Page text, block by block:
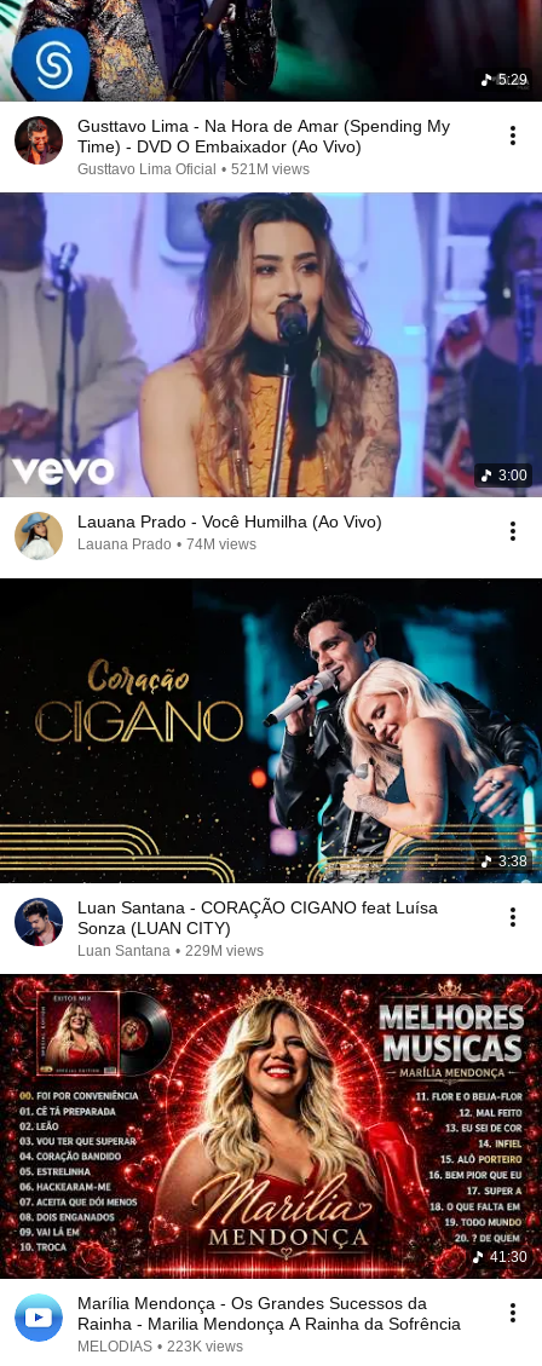
5:29
Gusttavo Lima - Na Hora de Amar (Spending My
Time) - DVD O Embaixador (Ao Vivo)
Gusttavo Lima Oficial • 521M views
3:00
Lauana Prado - Você Humilha (Ao Vivo)
Lauana Prado • 74M views
3:38
Luan Santana - CORAÇÃO CIGANO feat Luísa
Sonza (LUAN CITY)
Luan Santana • 229M views
41:30
Marília Mendonça - Os Grandes Sucessos da
Rainha - Marilia Mendonça A Rainha da Sofrência
MELODIAS • 223K views